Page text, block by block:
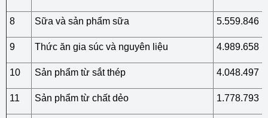
8 Sữa và sản phẩm sữa 5.559.846
9 Thức ăn gia súc và nguyên liệu 4.989.658
10 Sản phẩm từ sắt thép 4.048.497
11 Sản phẩm từ chất dẻo 1.778.793